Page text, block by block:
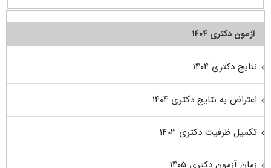
آزمون دکتری ۱۴۰۴
نتایج دکتری ۱۴۰۴
اعتراض به نتایج دکتری ۱۴۰۴
تکمیل ظرفیت دکتری ۱۴۰۳
زمان آزمون دکتری ۱۴۰۵